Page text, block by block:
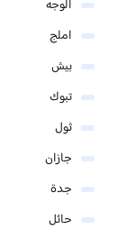
الوجه
املج
بيش
تبوك
ثول
جازان
جدة
حائل